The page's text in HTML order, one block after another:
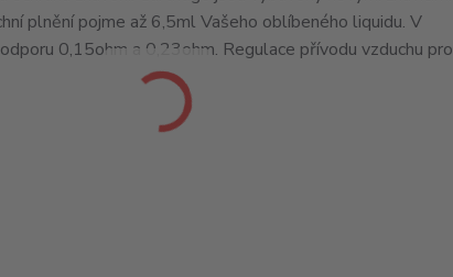
plnění pojme až 6,5ml Vašeho oblíbeného liquidu. V
0,15ohm a 0,23ohm. Regulace přívodu vzduchu pro